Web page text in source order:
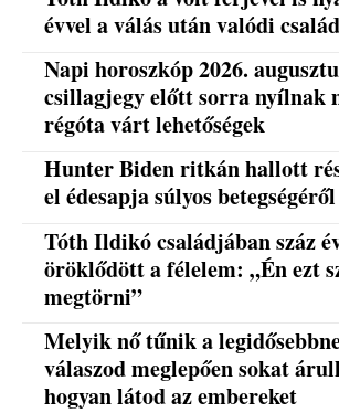
évvel a válás után valódi
Napi horoszkóp 2026.
csillagjegy előtt sorra nyílnak
régóta várt lehetőségek
Hunter Biden ritkán hallott
el édesapja súlyos betegségéről
Tóth Ildikó családjában száz
öröklődött a félelem: „Én ezt
megtörni”
Melyik nő tűnik a
válaszod meglepően sokat
hogyan látod az embereket